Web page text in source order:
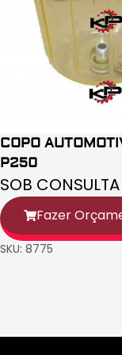
COPO
P250
SOB CONSULTA
Fazer
SKU: 8775